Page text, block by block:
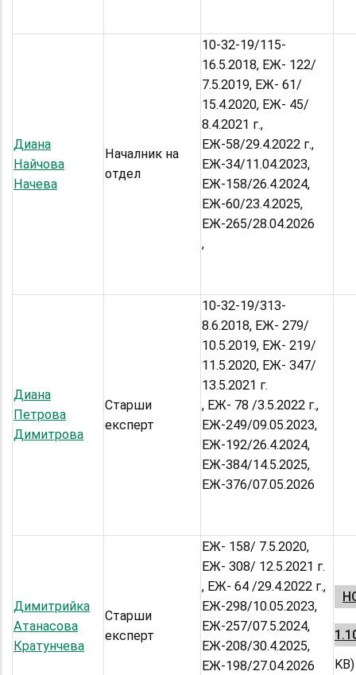
Диана
Найчова
Начева
Началник на
отдел
10-32-19/115-
16.5.2018, ЕЖ- 122/
7.5.2019, ЕЖ- 61/
15.4.2020, ЕЖ- 45/
8.4.2021 г.,
ЕЖ-58/29.4.2022 г.,
EЖ-34/11.04.2023,
ЕЖ-158/26.4.2024,
ЕЖ-60/23.4.2025,
ЕЖ-265/28.04.2026
,
Диана
Петрова
Димитрова
Старши
експерт
10-32-19/313-
8.6.2018, ЕЖ- 279/
10.5.2019, ЕЖ- 219/
11.5.2020, ЕЖ- 347/
13.5.2021 г.
, ЕЖ- 78 /3.5.2022 г.,
ЕЖ-249/09.05.2023,
ЕЖ-192/26.4.2024,
ЕЖ-384/14.5.2025,
ЕЖ-376/07.05.2026
Димитрийка
Атанасова
Кратунчева
Старши
експерт
ЕЖ- 158/ 7.5.2020,
ЕЖ- 308/ 12.5.2021 г.
, ЕЖ- 64 /29.4.2022 г.,
ЕЖ-298/10.05.2023,
ЕЖ-257/07.5.2024,
ЕЖ-208/30.4.2025,
ЕЖ-198/27.04.2026
KB)